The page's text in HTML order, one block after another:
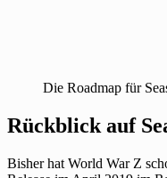
Die Roadmap für
Rückblick auf
Bisher hat World War Z